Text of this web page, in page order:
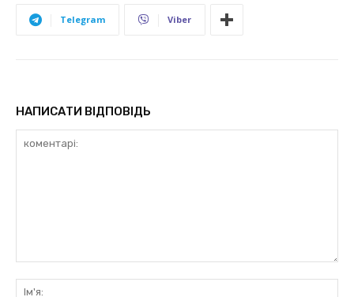
Telegram Viber
НАПИСАТИ ВІДПОВІДЬ